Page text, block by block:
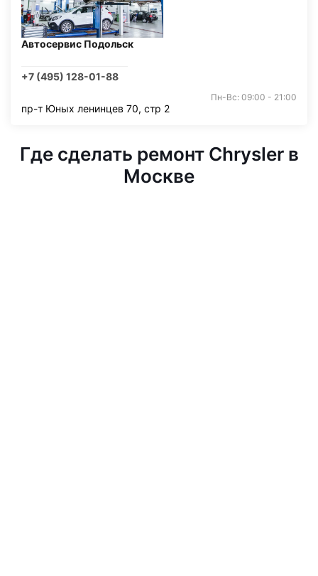
Автосервис Подольск
+7 (495) 128-01-88
Пн-Вс: 09:00 - 21:00
пр-т Юных ленинцев 70, стр 2
Где сделать ремонт Chrysler в
Москве